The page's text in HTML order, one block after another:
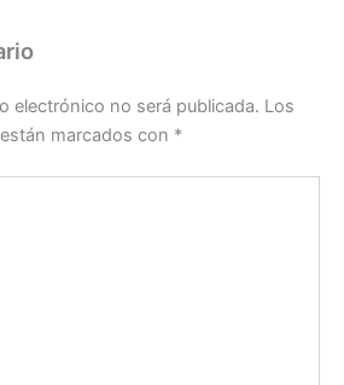
electrónico no será publicada. Los
marcados con *